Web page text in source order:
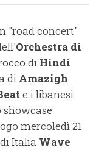
"road concert"
Orchestra di
di Hindi
di Amazigh
e i libanesi
mercoledì 21
Italia Wave